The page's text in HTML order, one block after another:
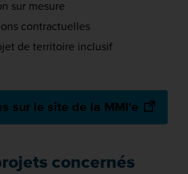
sur mesure
contractuelles
de territoire inclusif
sur le site de la MMI'e
concernés